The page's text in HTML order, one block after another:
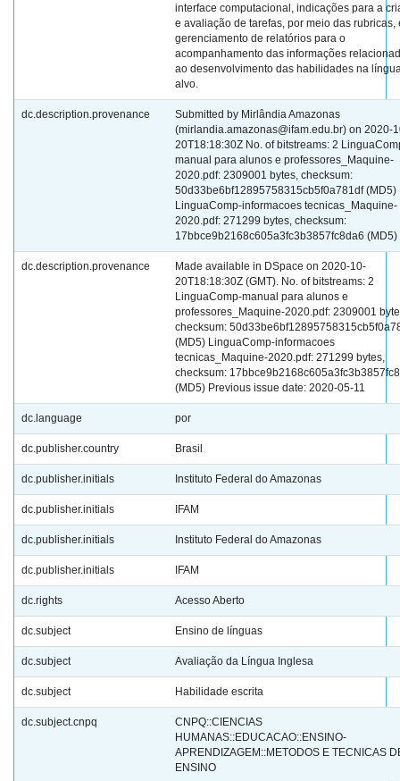
interface computacional, indicações para a
e avaliação de tarefas, por meio das rubricas,
gerenciamento de relatórios para o
acompanhamento das informações
ao desenvolvimento das habilidades na
alvo.
dc.description.provenance
Submitted by Mirlândia Amazonas
(mirlandia.amazonas@ifam.edu.br) on 2020-
20T18:18:30Z No. of bitstreams: 2
manual para alunos e professores_Maquine-
2020.pdf: 2309001 bytes, checksum:
50d33be6bf12895758315cb5f0a781df (MD5)
LinguaComp-informacoes tecnicas_Maquine-
2020.pdf: 271299 bytes, checksum:
17bbce9b2168c605a3fc3b3857fc8da6 (MD5)
dc.description.provenance
Made available in DSpace on 2020-10-
20T18:18:30Z (GMT). No. of bitstreams: 2
LinguaComp-manual para alunos e
professores_Maquine-2020.pdf: 2309001
checksum:
(MD5) LinguaComp-informacoes
tecnicas_Maquine-2020.pdf: 271299 bytes,
checksum:
(MD5) Previous issue date: 2020-05-11
dc.language por
dc.publisher.country Brasil
dc.publisher.initials Instituto Federal do Amazonas
dc.publisher.initials IFAM
dc.publisher.initials Instituto Federal do Amazonas
dc.publisher.initials IFAM
dc.rights Acesso Aberto
dc.subject Ensino de línguas
dc.subject Avaliação da Língua Inglesa
dc.subject Habilidade escrita
dc.subject.cnpq
CNPQ::CIENCIAS
HUMANAS::EDUCACAO::ENSINO-
APRENDIZAGEM::METODOS E TECNICAS
ENSINO